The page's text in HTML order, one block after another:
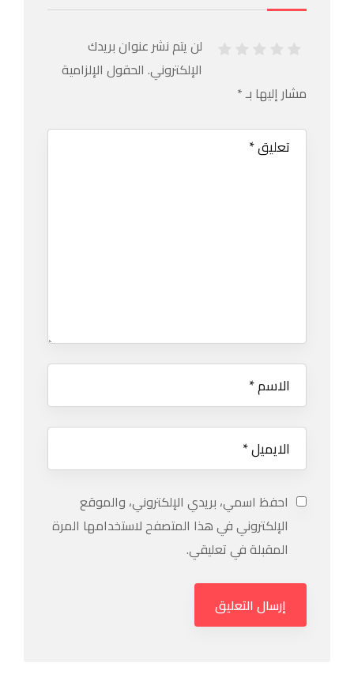
لن يتم نشر عنوان بريدك
الإلكتروني. الحقول الإلزامية
مشار إليها بـ *
احفظ اسمي، بريدي الإلكتروني، والموقع
الإلكتروني في هذا المتصفح لاستخدامها المرة
المقبلة في تعليقي.